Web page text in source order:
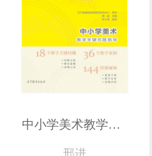
中小学美术教学关键问题指导
邢进